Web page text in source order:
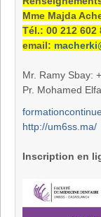
Mme Majda
Tél.: 00 212 602
email:
Mr. Ramy Sbay:
Pr. Mohamed
http://um6ss.ma/
Inscription en